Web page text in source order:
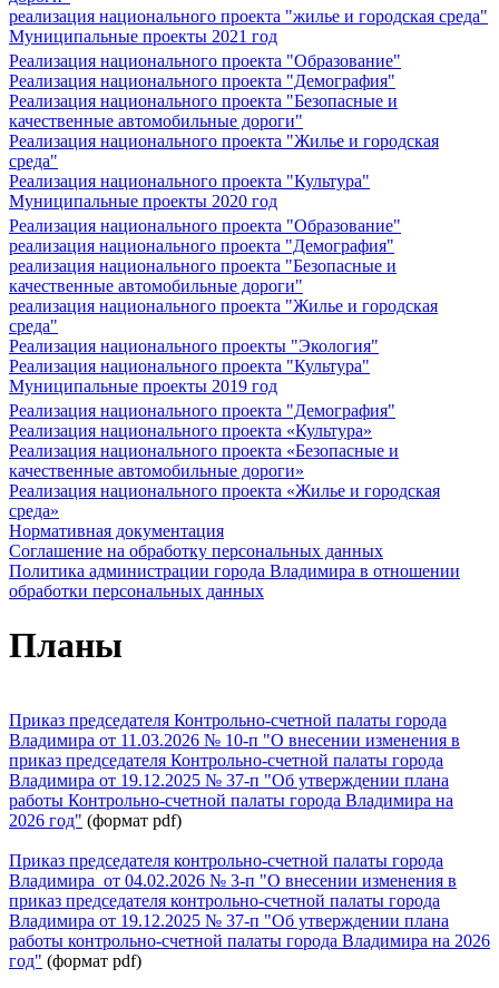
реализация национального проекта "жилье и городская среда"
Муниципальные проекты 2021 год
Реализация национального проекта "Образование"
Реализация национального проекта "Демография"
Реализация национального проекта "Безопасные и
качественные автомобильные дороги"
Реализация национального проекта "Жилье и городская
среда"
Реализация национального проекта "Культура"
Муниципальные проекты 2020 год
Реализация национального проекта "Образование"
реализация национального проекта "Демография"
реализация национального проекта "Безопасные и
качественные автомобильные дороги"
реализация национального проекта "Жилье и городская
среда"
Реализация национального проекты "Экология"
Реализация национального проекта "Культура"
Муниципальные проекты 2019 год
Реализация национального проекта "Демография"
Реализация национального проекта «Культура»
Реализация национального проекта «Безопасные и
качественные автомобильные дороги»
Реализация национального проекта «Жилье и городская
среда»
Нормативная документация
Соглашение на обработку персональных данных
Политика администрации города Владимира в отношении
обработки персональных данных
Планы
Приказ председателя Контрольно-счетной палаты города
Владимира от 11.03.2026 № 10-п "О внесении изменения в
приказ председателя Контрольно-счетной палаты города
Владимира от 19.12.2025 № 37-п "Об утверждении плана
работы Контрольно-счетной палаты города Владимира на
2026 год" (формат pdf)
Приказ председателя контрольно-счетной палаты города
Владимира от 04.02.2026 № 3-п "О внесении изменения в
приказ председателя контрольно-счетной палаты города
Владимира от 19.12.2025 № 37-п "Об утверждении плана
работы контрольно-счетной палаты города Владимира на 2026
год" (формат pdf)